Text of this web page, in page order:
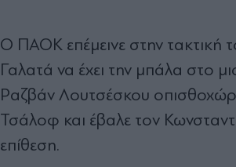
Ο ΠΑΟΚ επέμεινε στην τακτική
Γαλατά να έχει την μπάλα στο
Ραζβάν Λουτσέσκου
Τσάλοφ και έβαλε τον
επίθεση.